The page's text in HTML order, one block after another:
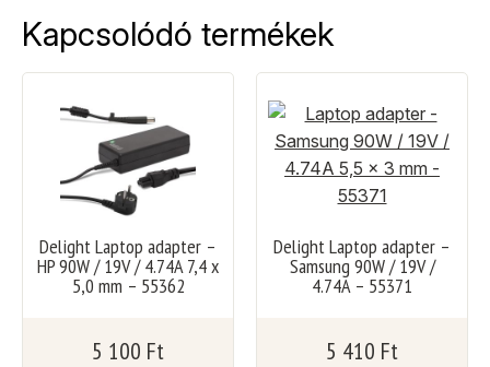
Kapcsolódó termékek
Delight Laptop adapter –
HP 90W / 19V / 4.74A 7,4 x
5,0 mm – 55362
5 100 Ft
Delight Laptop adapter –
Samsung 90W / 19V /
4.74A – 55371
5 410 Ft